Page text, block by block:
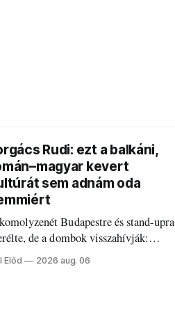
Rudi: ezt a balkáni,
kevert
sem adnám oda
Budapestre és stand-upra
de a dombok visszahívják:
Rudi humorról, származásról és
Előd 2026 aug. 06